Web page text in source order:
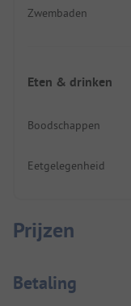
Zwembaden
Eten & drinken
Boodschappen
Eetgelegenheid
Prijzen
Betaling